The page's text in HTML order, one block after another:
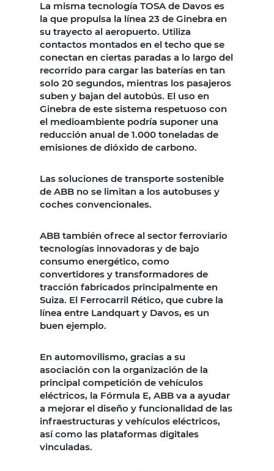
La misma tecnología TOSA de Davos es
la que propulsa la línea 23 de Ginebra en
su trayecto al aeropuerto. Utiliza
contactos montados en el techo que se
conectan en ciertas paradas a lo largo del
recorrido para cargar las baterías en tan
solo 20 segundos, mientras los pasajeros
suben y bajan del autobús. El uso en
Ginebra de este sistema respetuoso con
el medioambiente podría suponer una
reducción anual de 1.000 toneladas de
emisiones de dióxido de carbono.
Las soluciones de transporte sostenible
de ABB no se limitan a los autobuses y
coches convencionales.
ABB también ofrece al sector ferroviario
tecnologías innovadoras y de bajo
consumo energético, como
convertidores y transformadores de
tracción fabricados principalmente en
Suiza. El Ferrocarril Rético, que cubre la
línea entre Landquart y Davos, es un
buen ejemplo.
En automovilismo, gracias a su
asociación con la organización de la
principal competición de vehículos
eléctricos, la Fórmula E, ABB va a ayudar
a mejorar el diseño y funcionalidad de las
infraestructuras y vehículos eléctricos,
así como las plataformas digitales
vinculadas.